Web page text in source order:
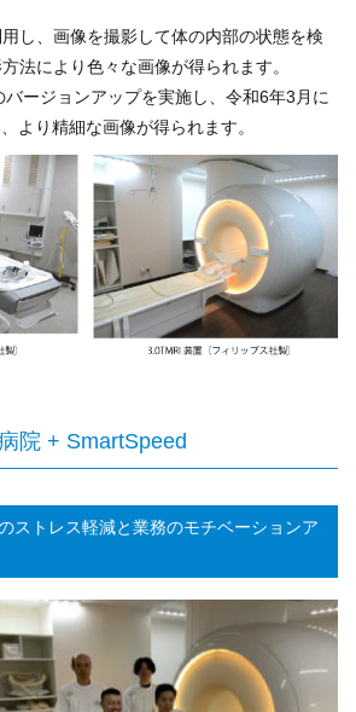
し、画像を撮影して体の内部の状態を検
法により色々な画像が得られます。
ージョンアップを実施し、令和6年3月に
より精細な画像が得られます。
院 + SmartSpeed
ストレス軽減と業務のモチベーションア